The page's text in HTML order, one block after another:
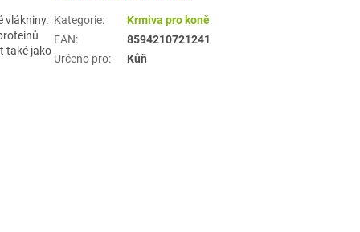
vlákniny.
také jako
Kategorie:
Krmiva pro koně
EAN:
8594210721241
Určeno pro: Kůň